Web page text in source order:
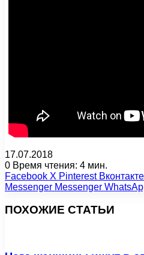
17.07.2018
0 Время чтения: 4 мин.
Facebook X Pinterest Вконтакте
Messenger Messenger
ПОХОЖИЕ СТАТЬИ